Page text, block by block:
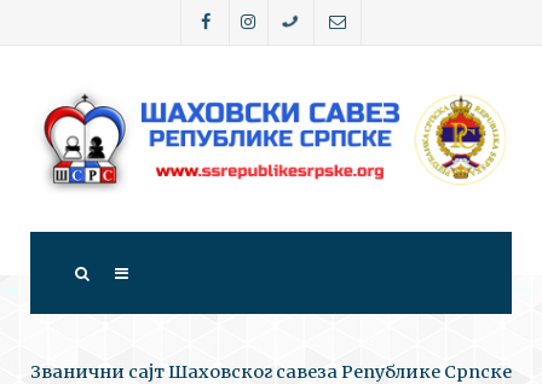
Званични сајт Шаховског савеза Републике Српске